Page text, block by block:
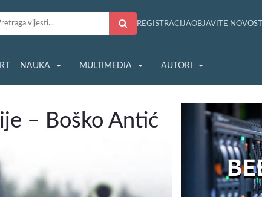
REGISTRACIJAOBJAVITE NOVOST
NAUKA MULTIMEDIA AUTORI
– Boško Antić